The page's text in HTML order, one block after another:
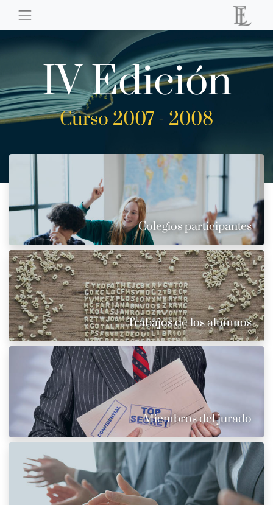
IV Edición
Curso 2007 - 2008
Colegios participantes
Trabajos de los alumnos
Miembros del jurado